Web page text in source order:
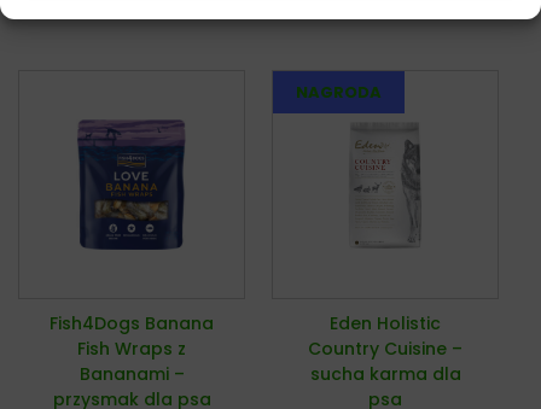
Fish4Dogs Banana
Fish Wraps z
Bananami –
przysmak dla psa
Eden Holistic
Country Cuisine –
sucha karma dla
psa